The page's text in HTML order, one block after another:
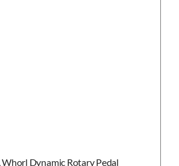
Dynamic Rotary Pedal